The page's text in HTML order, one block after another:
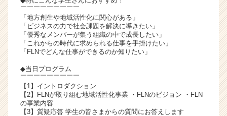
h
e
e
r
C
a
e
r）
￣￣￣￣￣￣￣￣￣
「地方創生や地域活性化に関心がある」
「ビジネスの力で社会課題を解決に導きたい」
「優秀なメンバーが集う組織の中で成長したい」
「これからの時代に求められる仕事を手掛けたい」
「FLNでどんな仕事ができるのか知りたい」
◆当日プログラム
￣￣￣￣￣￣￣￣￣
【1】イントロダクション
【2】FLNが取り組む地域活性化事業 ・FLNのビジョン ・FLN
の事業内容
【3】質疑応答 学生の皆さまからの質問にお答えします